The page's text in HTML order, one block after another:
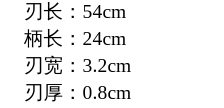
刃长：54cm
柄长：24cm
刃宽：3.2cm
刃厚：0.8cm